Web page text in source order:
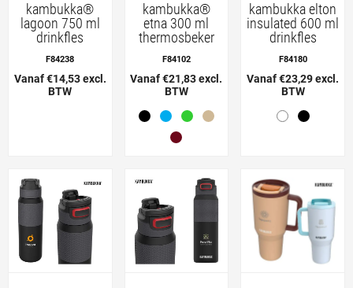
kambukka®
lagoon 750 ml
drinkfles
F84238
Vanaf €14,53 excl.
BTW
kambukka®
etna 300 ml
thermosbeker
F84102
Vanaf €21,83 excl.
BTW
kambukka elton
insulated 600 ml
drinkfles
F84180
Vanaf €23,29 excl.
BTW